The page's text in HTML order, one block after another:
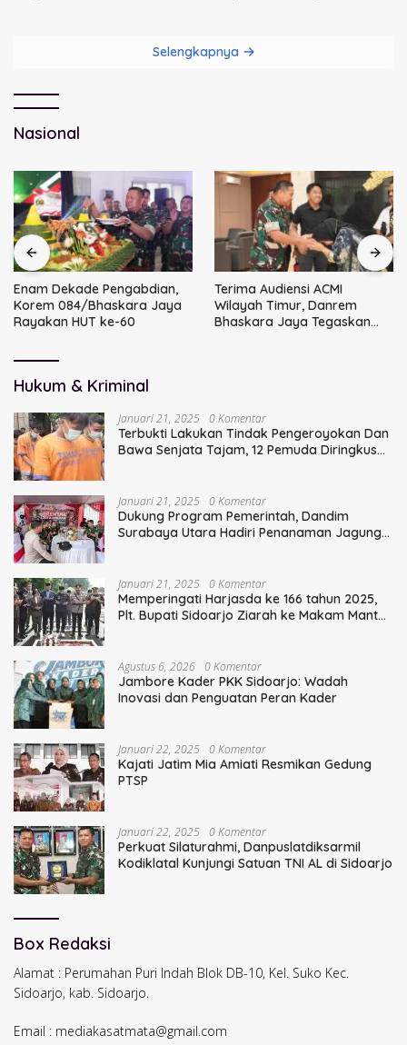
Selengkapnya
Nasional
Terima Audiensi ACMI
Wilayah Timur, Danrem
Bhaskara Jaya Tegaskan
Komitmen Pengabdian
dalam HUT PP Polri Ke-27 di
Polresta Sidoarjo
Hukum & Kriminal
Januari 21, 2025 0 Komentar
Terbukti Lakukan Tindak Pengeroyokan Dan
Bawa Senjata Tajam, 12 Pemuda Diringkus
Januari 21, 2025 0 Komentar
Dukung Program Pemerintah, Dandim
Surabaya Utara Hadiri Penanaman Jagung
Januari 21, 2025 0 Komentar
Memperingati Harjasda ke 166 tahun 2025,
Plt. Bupati Sidoarjo Ziarah ke Makam Mantan
Agustus 6, 2026 0 Komentar
Jambore Kader PKK Sidoarjo: Wadah
Inovasi dan Penguatan Peran Kader
Januari 22, 2025 0 Komentar
Kajati Jatim Mia Amiati Resmikan Gedung
PTSP
Januari 22, 2025 0 Komentar
Perkuat Silaturahmi, Danpuslatdiksarmil
Kodiklatal Kunjungi Satuan TNI AL di Sidoarjo
Box Redaksi
Alamat : Perumahan Puri Indah Blok DB-10, Kel. Suko Kec.
Sidoarjo, kab. Sidoarjo.
Email : mediakasatmata@gmail.com